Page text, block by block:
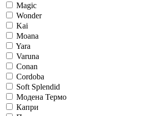
Magic
Wonder
Kai
Moana
Yara
Varuna
Conan
Cordoba
Soft Splendid
Модена Термо
Капри